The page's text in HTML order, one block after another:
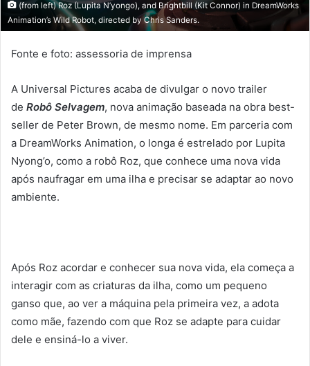
(from left) Roz (Lupita N’yongo), and Brightbill (Kit Connor) in DreamWorks
Animation’s Wild Robot, directed by Chris Sanders.
Fonte e foto: assessoria de imprensa
A Universal Pictures acaba de divulgar o novo trailer
de Robô Selvagem, nova animação baseada na obra best-
seller de Peter Brown, de mesmo nome. Em parceria com
a DreamWorks Animation, o longa é estrelado por Lupita
Nyong’o, como a robô Roz, que conhece uma nova vida
após naufragar em uma ilha e precisar se adaptar ao novo
ambiente.
Após Roz acordar e conhecer sua nova vida, ela começa a
interagir com as criaturas da ilha, como um pequeno
ganso que, ao ver a máquina pela primeira vez, a adota
como mãe, fazendo com que Roz se adapte para cuidar
dele e ensiná-lo a viver.